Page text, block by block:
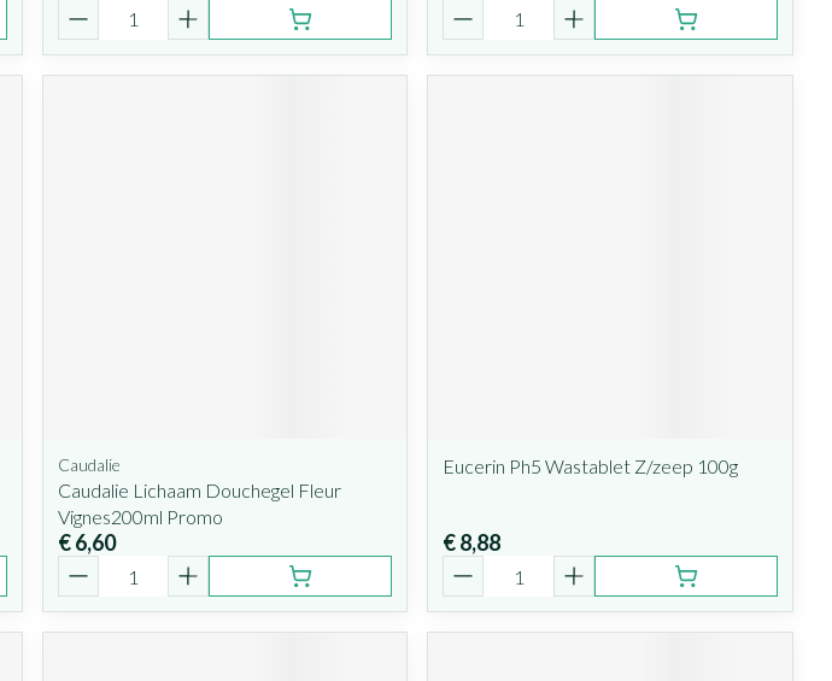
Caudalie
Caudalie Lichaam Douchegel Fleur
Vignes200ml Promo
€ 6,60
Eucerin Ph5 Wastablet Z/zeep 100g
€ 8,88